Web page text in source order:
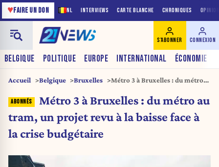
NL INTERVIEWS CARTE BLANCHE CHRONIQUES
♥FAIRE UN DON
BELGIQUE POLITIQUE EUROPE INTERNATIONAL ÉCONOMIE
S'ABONNER CONNEXION
Accueil Belgique Bruxelles
Métro 3 à Bruxelles : du métro
baisse face à la crise budgétaire
Métro 3 à Bruxelles : du métro au
tram, un projet revu à la baisse face à
la crise budgétaire